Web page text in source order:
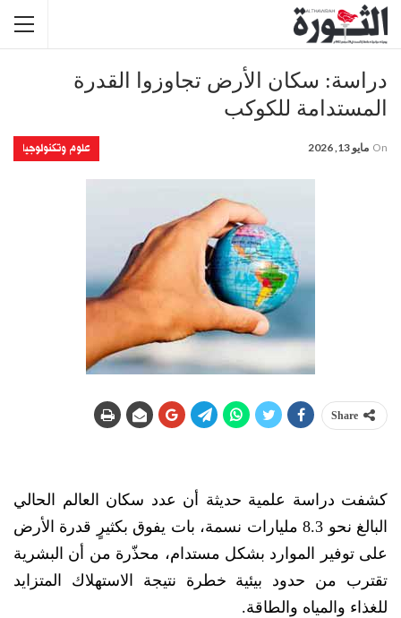
دراسة: سكان الأرض تجاوزوا القدرة
المستدامة للكوكب
علوم وتكنولوجيا On مايو 13, 2026
Share
كشفت دراسة علمية حديثة أن عدد سكان العالم الحالي
البالغ نحو 8.3 مليارات نسمة، بات يفوق بكثيرٍ قدرة الأرض
على توفير الموارد بشكل مستدام، محذّرة من أن البشرية
تقترب من حدود بيئية خطرة نتيجة الاستهلاك المتزايد
للغذاء والمياه والطاقة.